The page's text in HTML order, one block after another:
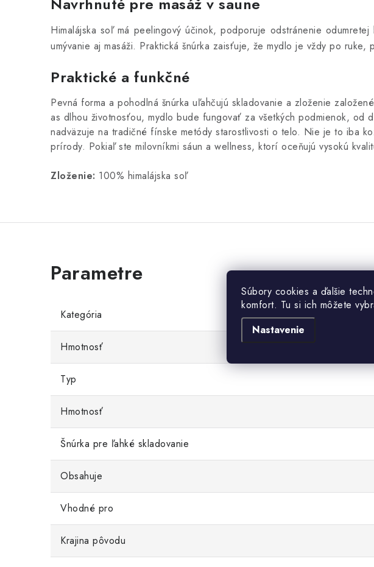
Súbory cookies a ďalšie
komfort. Tu si ich môžete
Nastavenie
Himalájska soľ má peelingový účinok, podporuje odstránenie
umývanie aj masáži. Praktická šnúrka zaisťuje, že mydlo je vždy po ruke,
Praktické a funkčné
Pevná forma a pohodlná šnúrka uľahčujú skladovanie a zloženie
as dlhou životnosťou, mydlo bude fungovať za všetkých podmienok, od
nadväzuje na tradičné fínske metódy starostlivosti o telo. Nie je to iba
prírody. Pokiaľ ste milovníkmi sáun a wellness, ktorí oceňujú vysokú
Zloženie: 100% himalájska soľ
Kategória
Hmotnosť
Typ
Hmotnosť
Šnúrka pre ľahké skladovanie
Obsahuje
Vhodné pro
Krajina pôvodu